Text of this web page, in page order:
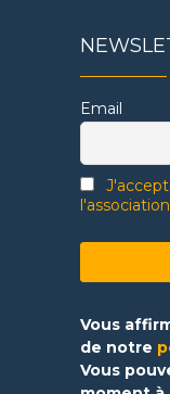
Email
Vous
de notre
Vous